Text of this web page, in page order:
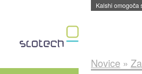
Kalshi omogoča
Novice »